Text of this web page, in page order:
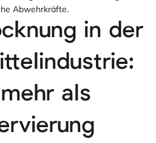
Abwehrkräfte.
in der
als